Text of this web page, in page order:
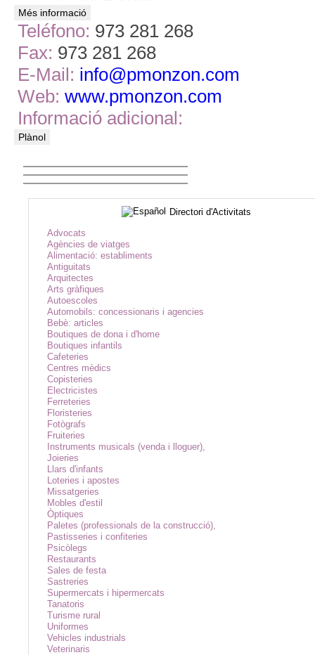
Més informació
Teléfono: 973 281 268
Fax: 973 281 268
E-Mail: info@pmonzon.com
Web: www.pmonzon.com
Informació adicional:
Plànol
Directori d'Activitats
Advocats
Agències de viatges
Alimentació: establiments
Antiguitats
Arquitectes
Arts gràfiques
Autoescoles
Automobils: concessionaris i agencies
Bebè: articles
Boutiques de dona i d'home
Boutiques infantils
Cafeteries
Centres mèdics
Copisteries
Electricistes
Ferreteries
Floristeries
Fotògrafs
Fruiteries
Instruments musicals (venda i lloguer),
Joieries
Llars d'infants
Loteries i apostes
Missatgeries
Mobles d'estil
Òptiques
Paletes (professionals de la construcció),
Pastisseries i confiteries
Psicòlegs
Restaurants
Sales de festa
Sastreries
Supermercats i hipermercats
Tanatoris
Turisme rural
Uniformes
Vehicles industrials
Veterinaris